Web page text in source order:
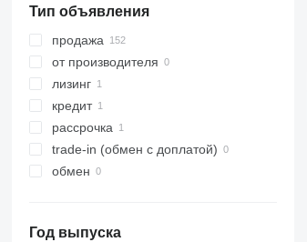
Тип объявления
продажа
от производителя
лизинг
кредит
рассрочка
trade-in (обмен с доплатой)
обмен
Год выпуска